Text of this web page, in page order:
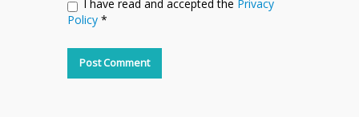
I have read and accepted the Privacy
Policy *